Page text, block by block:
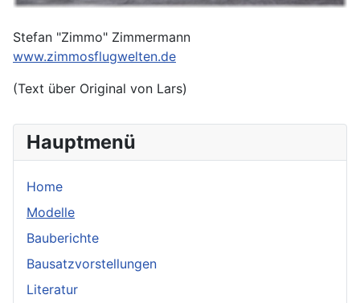
Hauptmenü
Home
Modelle
Bauberichte
Bausatzvorstellungen
Literatur
Stefan "Zimmo" Zimmermann
www.zimmosflugwelten.de
(Text über Original von Lars)